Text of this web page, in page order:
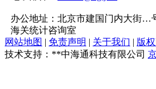
办公地址：北京市建国门内大街…
海关统计咨询室
网站地图 | 免责声明 | 关于我们 | 版
技术支持：**中海通科技有限公司